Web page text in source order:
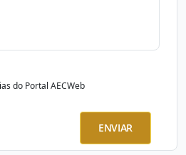
do Portal AECWeb
ENVIAR